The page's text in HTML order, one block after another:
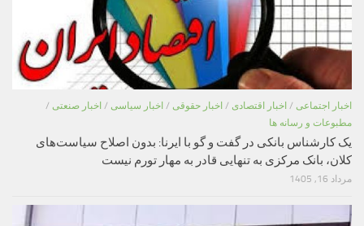
اخبار اجتماعی / اخبار اقتصادی / اخبار حقوقی / اخبار سیاسی / اخبار صنعتی /
مطبوعات و رسانه ها
یک کارشناس بانکی در گفت و گو با ایرنا: بدون اصلاح سیاست‌های
کلان، بانک مرکزی به تنهایی قادر به مهار تورم نیست
مرداد 16, 1405